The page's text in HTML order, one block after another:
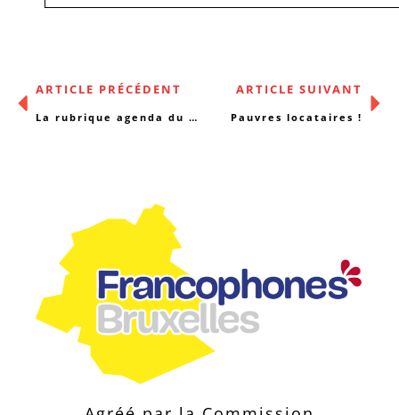
ARTICLE PRÉCÉDENT
La rubrique agenda du 23/03/2015
ARTICLE SUIVANT
Pauvres locataires !